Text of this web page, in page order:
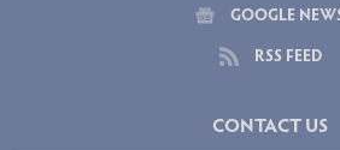
GOOGLE
RSS FEED
CONTACT US